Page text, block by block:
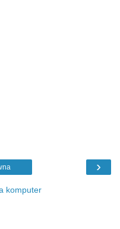
›
komputer